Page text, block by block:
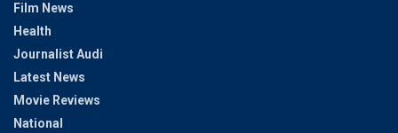
Film News
Health
Journalist Audi
Latest News
Movie Reviews
National